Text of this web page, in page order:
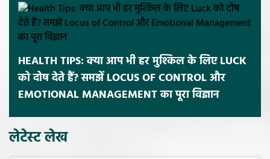
HEALTH TIPS: क्या आप भी हर मुश्किल के लिए LUCK
को दोष देते हैं? समझें LOCUS OF CONTROL और
EMOTIONAL MANAGEMENT का पूरा विज्ञान
लेटेस्ट लेख